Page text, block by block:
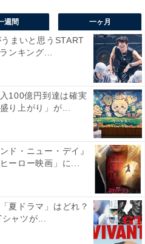
知り、「もう、いいから！
」と心から願う人は多いの
」が示しているように、
るパズルの最後のピースがど
る、深い余韻を残すラスト
とはできないでしょう。
週間 一ヶ月
まいと思うSTART
ンキング...
100億円到達は確実
り上がり」が...
ド・ニュー・デイ』
ーロー映画」に...
夏ドラマ」はどれ？
ャツが...